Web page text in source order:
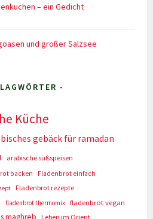
– ein Gedicht
und großer Salzsee
-
Küche
gebäck für ramadan
arabische süßspeisen
backen
Fladenbrot einfach
Fladenbrot rezepte
fladenbrot thermomix fladenbrot vegan
maghreb
Leben im Orient